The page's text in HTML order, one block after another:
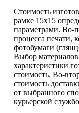
Стоимость
рамке 15х15
параметрами. Во-
процесса печати,
фотобумаги
Выбор материалов
характеристики
стоимость. Во-
стоимость
от выбранного
курьерской